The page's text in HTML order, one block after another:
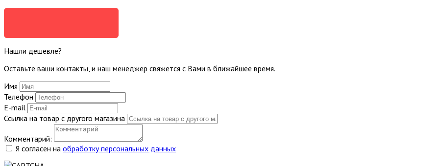
Нашли дешевле?
Оставьте ваши контакты, и наш менеджер свяжется с Вами в ближайшее время.
Имя
Телефон
E-mail
Ссылка на товар с другого магазина
Комментарий:
Я согласен на обработку персональных данных